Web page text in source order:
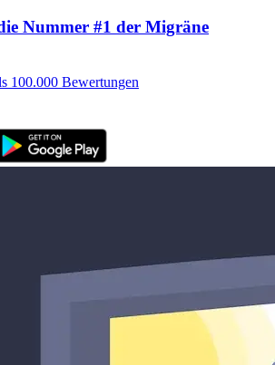
Nummer #1 der Migräne
100.000 Bewertungen